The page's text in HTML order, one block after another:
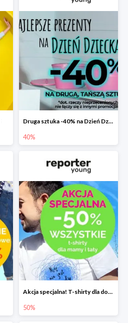
Druga sztuka -40% na Dzień Dziecka
40%
Akcja specjalna! T-shirty dla dorosłych -50%
50%